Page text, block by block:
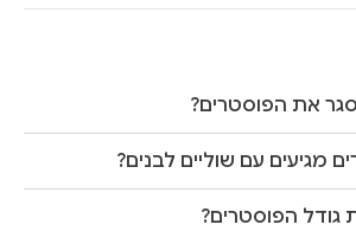
את הפוסטרים?
מגיעים עם שוליים לבנים?
גודל הפוסטרים?